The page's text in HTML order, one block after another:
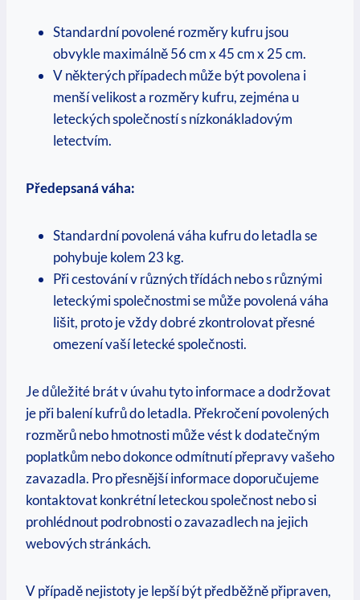
Standardní povolené rozměry kufru jsou
obvykle maximálně 56 cm x 45 cm x 25 cm.
V některých případech může být povolena i
menší velikost a rozměry kufru, zejména u
leteckých společností s nízkonákladovým
letectvím.
Předepsaná váha:
Standardní povolená váha kufru do letadla se
pohybuje kolem 23 kg.
Při cestování v různých třídách nebo s různými
leteckými společnostmi se může povolená váha
lišit, proto je vždy dobré zkontrolovat přesné
omezení vaší letecké společnosti.
Je důležité brát v úvahu tyto informace a dodržovat
je při balení kufrů do letadla. Překročení povolených
rozměrů nebo hmotnosti může vést k dodatečným
poplatkům nebo dokonce odmítnutí přepravy vašeho
zavazadla. Pro přesnější informace doporučujeme
kontaktovat konkrétní leteckou společnost nebo si
prohlédnout podrobnosti o zavazadlech na jejich
webových stránkách.
V případě nejistoty je lepší být předběžně připraven,